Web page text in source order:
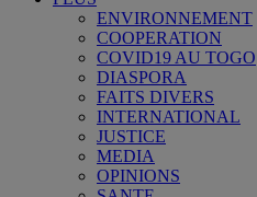
ENVIRONNEMENT
COOPERATION
COVID19 AU TOGO
DIASPORA
FAITS DIVERS
INTERNATIONAL
JUSTICE
MEDIA
OPINIONS